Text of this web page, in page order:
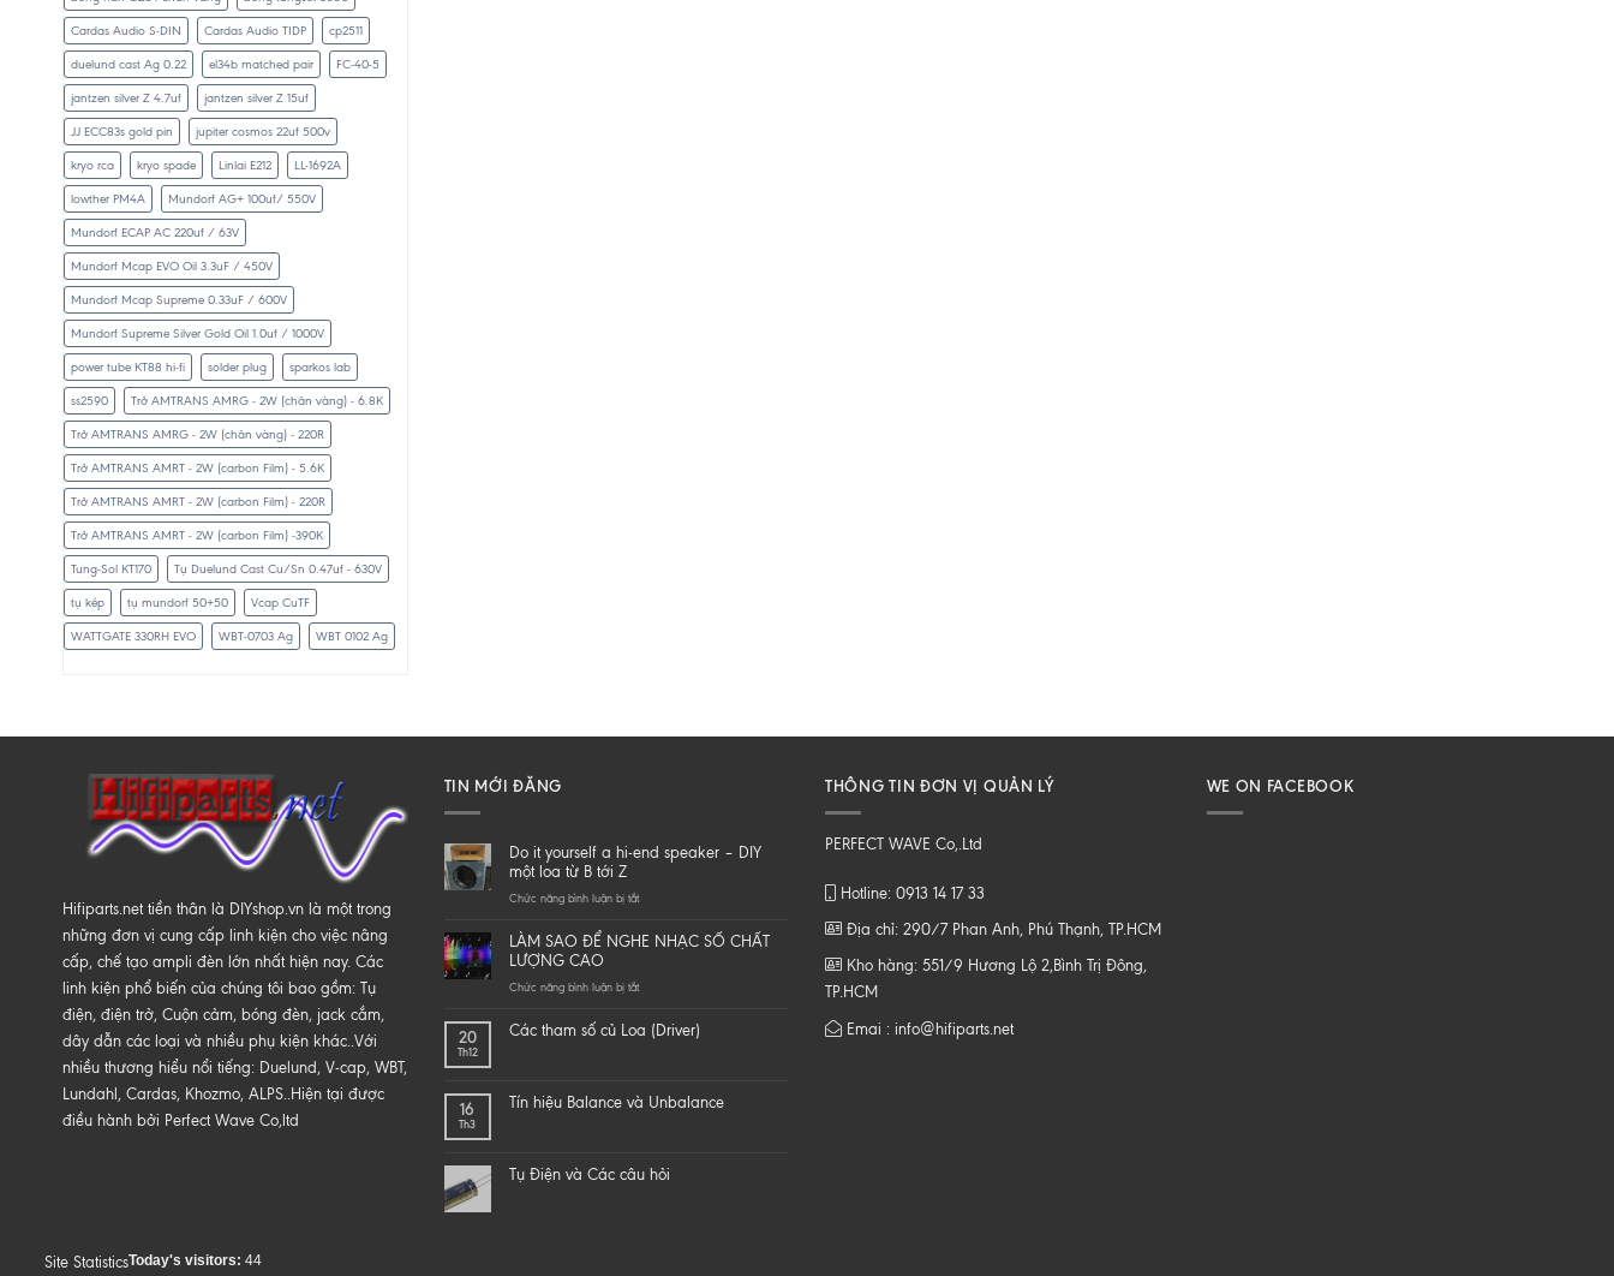
Cardas Audio S-DIN Cardas Audio TIDP cp2511
duelund cast Ag 0.22 el34b matched pair FC-40-5
jantzen silver Z 4.7uf jantzen silver Z 15uf
JJ ECC83s gold pin jupiter cosmos 22uf 500v
kryo rca kryo spade Linlai E212 LL-1692A
lowther PM4A Mundorf AG+ 100uf/ 550V
Mundorf ECAP AC 220uf / 63V
Mundorf Mcap EVO Oil 3.3uF / 450V
Mundorf Mcap Supreme 0.33uF / 600V
Mundorf Supreme Silver Gold Oil 1.0uf / 1000V
power tube KT88 hi-fi solder plug sparkos lab
ss2590 Trở AMTRANS AMRG - 2W (chân vàng) - 6.8K
Trở AMTRANS AMRG - 2W (chân vàng) - 220R
Trở AMTRANS AMRT - 2W (carbon Film) - 5.6K
Trở AMTRANS AMRT - 2W (carbon Film) - 220R
Trở AMTRANS AMRT - 2W (carbon Film) -390K
Tung-Sol KT170 Tụ Duelund Cast Cu/Sn 0.47uf - 630V
tụ kép tụ mundorf 50+50 Vcap CuTF
WATTGATE 330RH EVO WBT-0703 Ag WBT 0102 Ag
Hifiparts.net tiền thân là DIYshop.vn là một trong
những đơn vị cung cấp linh kiện cho việc nâng
cấp, chế tạo ampli đèn lớn nhất hiện nay. Các
linh kiện phổ biến của chúng tôi bao gồm: Tụ
điện, điện trở, Cuộn cảm, bóng đèn, jack cắm,
dây dẫn các loại và nhiều phụ kiện khác..Với
nhiều thương hiểu nổi tiếng: Duelund, V-cap, WBT,
Lundahl, Cardas, Khozmo, ALPS..Hiện tại được
điều hành bởi Perfect Wave Co,ltd
TIN MỚI ĐĂNG
Do it yourself a hi-end speaker – DIY
một loa từ B tới Z
Chức năng bình luận bị tắtở
it
hi-
speaker
loa
LÀM SAO ĐỂ NGHE NHẠC SỐ CHẤT
LƯỢNG CAO
Chức năng bình luận bị tắtở
SAO
SỐ
20
Th12
Các tham số củ Loa (Driver)
16
Th3
Tín hiệu Balance và Unbalance
Tụ Điện và Các câu hỏi
THÔNG TIN ĐƠN VỊ QUẢN LÝ
PERFECT WAVE Co,.Ltd
Hotline: 0913 14 17 33
Địa chỉ: 290/7 Phan Anh, Phú Thạnh, TP.HCM
Kho hàng: 551/9 Hương Lộ 2,Bình Trị Đông,
TP.HCM
Emai : info@hifiparts.net
WE ON FACEBOOK
Site StatisticsToday's visitors: 44